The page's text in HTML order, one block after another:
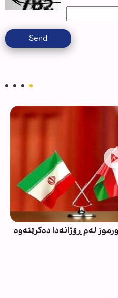
Send
لەم ڕۆژانەدا دەکرێتەوە